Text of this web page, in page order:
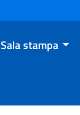
Sala stampa